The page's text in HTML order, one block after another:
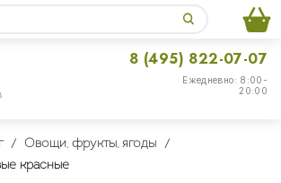
Ежедневно: 8:00-
20:00
8 (495) 822-07-07
Овощи, фрукты, ягоды
красные